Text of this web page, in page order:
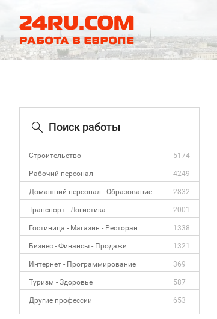
Поиск работы
Строительство 5174
Рабочий персонал 4249
Домашний персонал - Образование 2832
Транспорт - Логистика 2001
Гостиница - Магазин - Ресторан 1338
Бизнес - Финансы - Продажи 1321
Интернет - Программирование 369
Туризм - Здоровье 587
Другие профессии 653